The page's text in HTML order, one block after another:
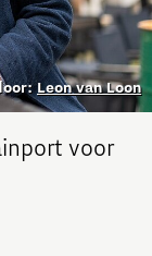
Leon van Loon
voor